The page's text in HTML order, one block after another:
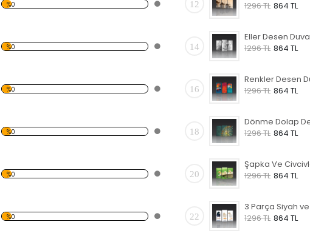
%0 12
1296 TL 864 TL
%0 14
1296 TL 864 TL
%0 16
1296 TL 864 TL
%0 18
1296 TL 864 TL
%0 20
1296 TL 864 TL
%0 22
1296 TL 864 TL